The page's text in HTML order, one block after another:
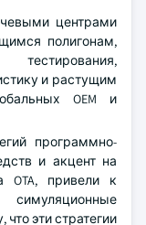
центрами
полигонам,
и растущим
OEM и
программно-
и акцент на
OTA, привели к
эти стратегии